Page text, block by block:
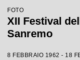
FOTO
XII Festival
Sanremo
8 FEBBRAIO 1962 - 18